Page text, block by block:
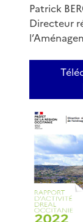
Patrick
Directeur